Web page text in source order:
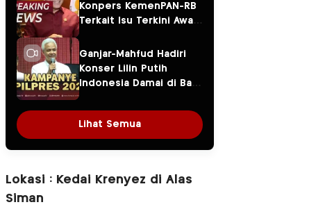
Konpers KemenPAN-RB
Terkait Isu Terkini Awal
Ganjar-Mahfud Hadiri
Konser Lilin Putih
Indonesia Damai di Balai
Lihat Semua
Lokasi : Kedai Krenyez di Alas
Siman